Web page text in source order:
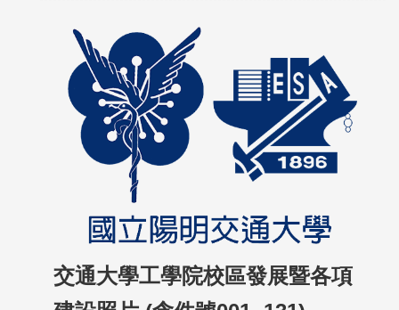
交通大學工學院校區發展暨各項